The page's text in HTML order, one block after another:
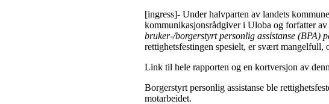
Skansgård-
Medlemsrådet
Selvsagt
Bente
[ingress]- Under halvparten av landets
kommunikasjonsrådgiver i Uloba og forfatter av
bruker-/borgerstyrt personlig assistanse (BPA)
rettighetsfestingen spesielt, er svært
Link til hele rapporten og en kortversjon av
Borgerstyrt personlig assistanse ble
motarbeidet.